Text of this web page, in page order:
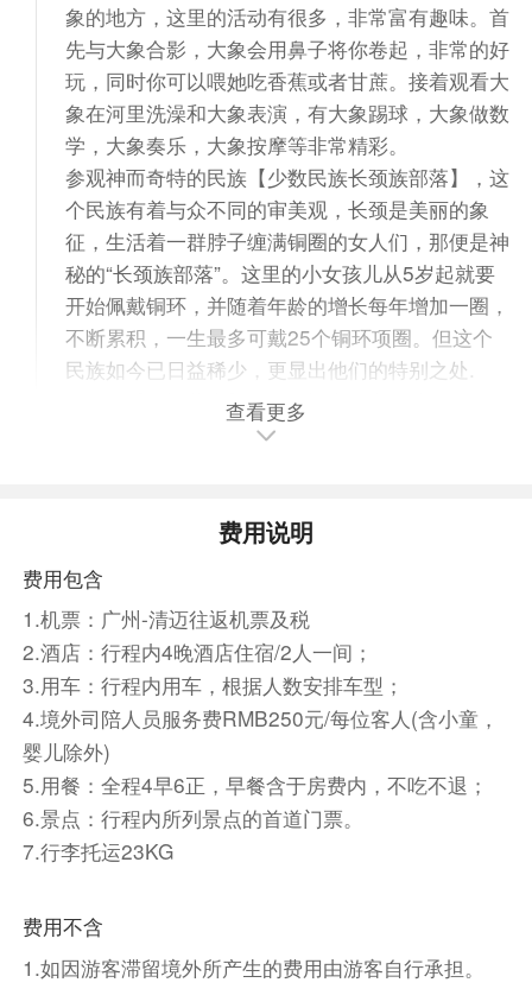
象的地方，这里的活动有很多，非常富有趣味。首
先与大象合影，大象会用鼻子将你卷起，非常的好
玩，同时你可以喂她吃香蕉或者甘蔗。接着观看大
象在河里洗澡和大象表演，有大象踢球，大象做数
学，大象奏乐，大象按摩等非常精彩。
参观神而奇特的民族【少数民族长颈族部落】，这
个民族有着与众不同的审美观，长颈是美丽的象
征，生活着一群脖子缠满铜圈的女人们，那便是神
秘的“长颈族部落”。这里的小女孩儿从5岁起就要
开始佩戴铜环，并随着年龄的增长每年增加一圈，
不断累积，一生最多可戴25个铜环项圈。但这个
民族如今已日益稀少，更显出他们的特别之处.
后前往【清迈蓝庙】位于清迈市中心西北方向约
50 公里，源于 1894 年的班顿寺庙，建筑风格集
此前只不过是一座默默无闻的小庙，直到 1991
庙。
后前往【夜间野生动物园】游玩，此园区是泰国第
一个在夜晚还能够观赏野生动物的动物园，园内分
『肉食性动物区』与『草食性动物区』与『可爱动
物禽鸟区』。在游园车及解说员的带领下，准备好
您的相机，旅客们可近距离的接触难得一见的大型
野生动物。随后旅客们可徒步前往观赏可爱、逗趣
的小动物们。园内还有水舞秀可观赏。
餐饮
清迈FURAMA或RARINTREE或AE LANA或
查看更多
费用说明
费用包含
1.机票：广州-清迈往返机票及税
2.酒店：行程内4晚酒店住宿/2人一间；
3.用车：行程内用车，根据人数安排车型；
4.境外司陪人员服务费RMB250元/每位客人(含小童，
婴儿除外)
5.用餐：全程4早6正，早餐含于房费内，不吃不退；
6.景点：行程内所列景点的首道门票。
7.行李托运23KG
费用不含
1.如因游客滞留境外所产生的费用由游客自行承担。